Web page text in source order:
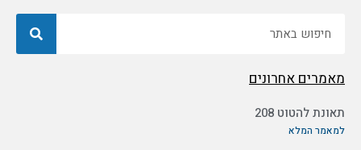
מאמרים אחרונים
תאונת להטוט 208
למאמר המלא